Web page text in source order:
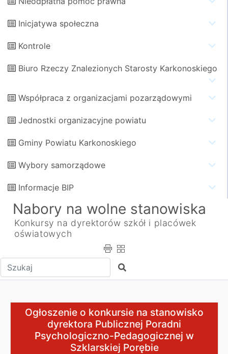
Inicjatywa społeczna
Kontrole
Biuro Rzeczy Znalezionych Starosty Karkonoskiego
Współpraca z organizacjami pozarządowymi
Jednostki organizacyjne powiatu
Gminy Powiatu Karkonoskiego
Wybory samorządowe
Informacje BIP
Nabory na wolne stanowiska
Konkursy na dyrektorów szkół i placówek
oświatowych
Wpisz tekst do wyszukania Szukaj
Ogłoszenie o konkursie na stanowisko dyrektora
Ogłoszenie o konkursie na stanowisko
dyrektora Publicznej Poradni
Psychologiczno-Pedagogicznej w
Szklarskiej Porębie